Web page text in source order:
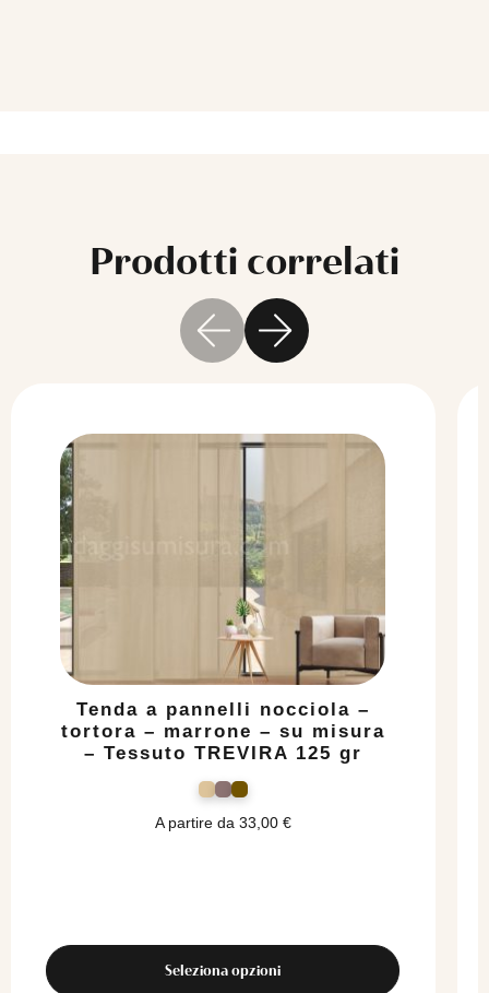
Prodotti correlati
Tenda a pannelli nocciola –
tortora – marrone – su misura
– Tessuto TREVIRA 125 gr
A partire da 33,00 €
Seleziona opzioni